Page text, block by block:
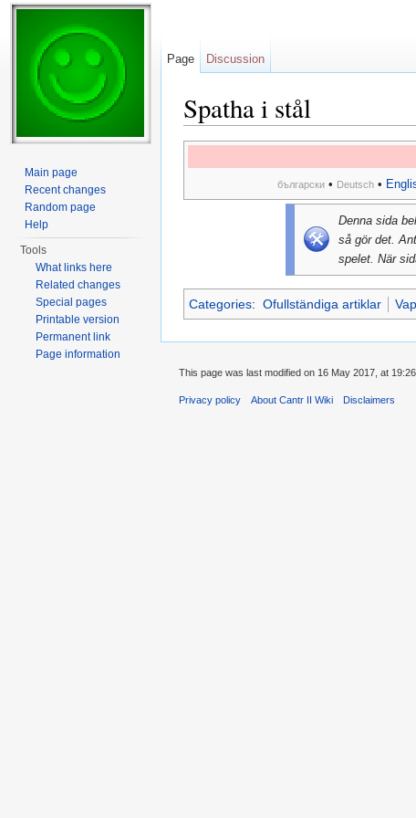
Spatha i stål
български• Deutsch•
Denna sida
så gör det.
spelet. När
Categories: Ofullständiga artiklar
Page Discussion
Main page
Recent changes
Random page
Help
Tools
What links here
Related changes
Special pages
Printable version
Permanent link
Page information
This page was last modified on 16 May 2017, at 19:26.
Privacy policy About Cantr II Wiki Disclaimers